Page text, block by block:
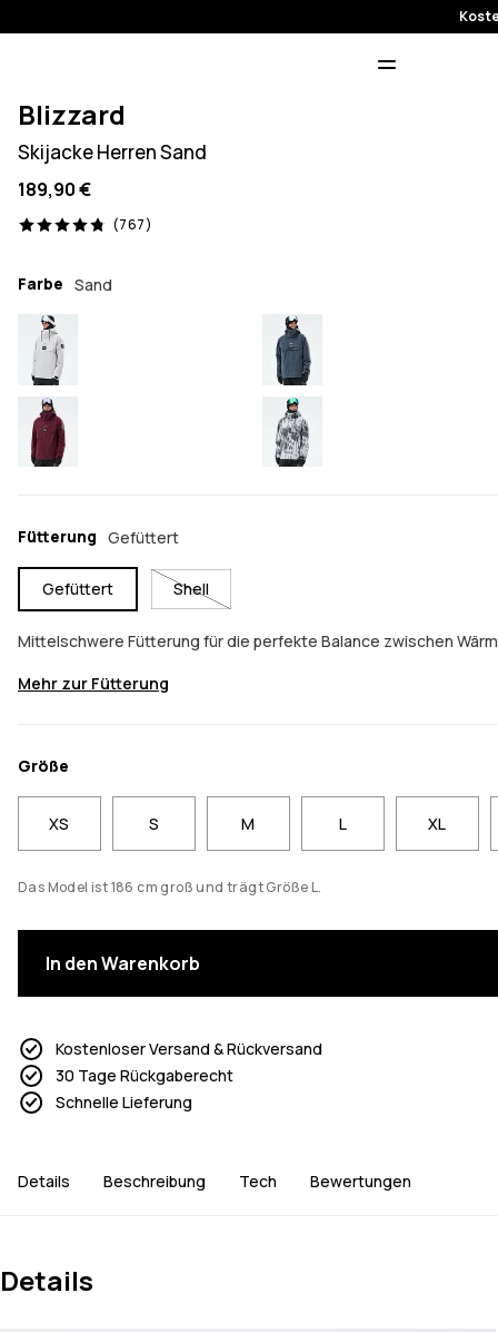
Blizzard
Skijacke Herren Sand
189,90 €
(767)
767 Reviews, 4.8/5
Farbe Sand
Fütterung Gefüttert
Gefüttert Shell
Mittelschwere Fütterung für die perfekte Balance zwischen
Mehr zur Fütterung
Größe
XS S M L XL
Das Model ist 186 cm groß und trägt Größe L.
In den Warenkorb
Kostenloser Versand & Rückversand
30 Tage Rückgaberecht
Schnelle Lieferung
Details Beschreibung Tech Bewertungen
Details